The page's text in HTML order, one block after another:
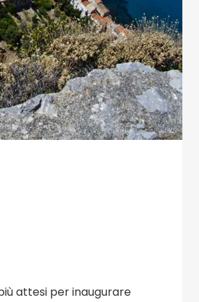
attesi per inaugurare